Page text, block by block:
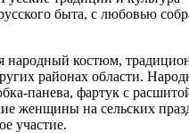
быта, с любовью
народный костюм,
районах области.
панева, фартук с
женщины на сельских
участие.